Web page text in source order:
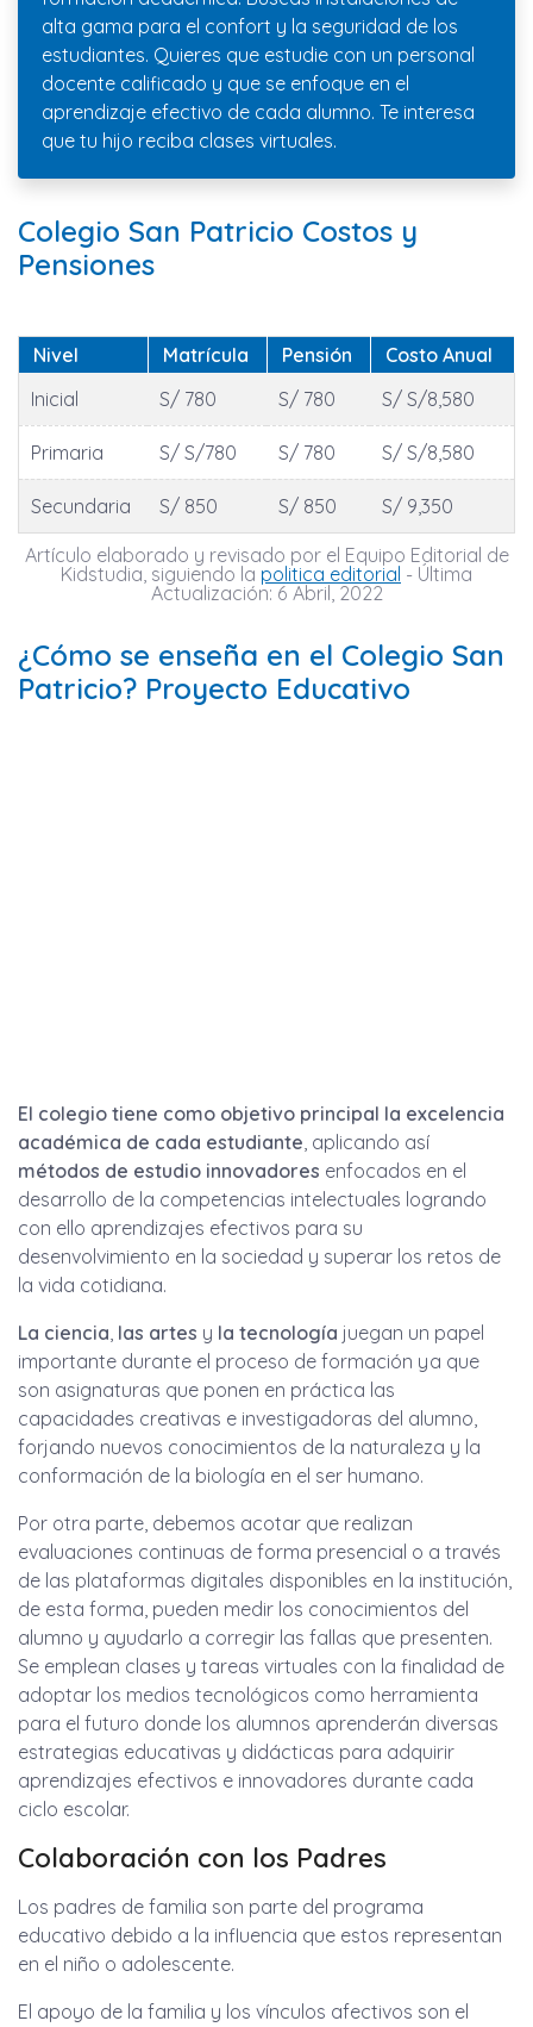
alta gama para el confort y la seguridad de los
estudiantes. Quieres que estudie con un personal
docente calificado y que se enfoque en el
aprendizaje efectivo de cada alumno. Te interesa
que tu hijo reciba clases virtuales.
Colegio San Patricio Costos y
Pensiones
Nivel Matrícula Pensión
Costo Anual
Inicial
S/ 780 S/ 780 S/ S/8,580
Primaria S/ S/780 S/ 780 S/ S/8,580
Secundaria S/ 850 S/ 850 S/ 9,350
Artículo elaborado y revisado por el Equipo Editorial de
Kidstudia, siguiendo la politica editorial - Última
Actualización: 6 Abril, 2022
¿Cómo se enseña en el Colegio San
Patricio? Proyecto Educativo
El colegio tiene como objetivo principal la excelencia
académica de cada estudiante, aplicando así
métodos de estudio innovadores enfocados en el
desarrollo de la competencias intelectuales logrando
con ello aprendizajes efectivos para su
desenvolvimiento en la sociedad y superar los retos de
la vida cotidiana.
La ciencia, las artes y la tecnología juegan un papel
importante durante el proceso de formación ya que
son asignaturas que ponen en práctica las
capacidades creativas e investigadoras del alumno,
forjando nuevos conocimientos de la naturaleza y la
conformación de la biología en el ser humano.
Por otra parte, debemos acotar que realizan
evaluaciones continuas de forma presencial o a través
de las plataformas digitales disponibles en la institución,
de esta forma, pueden medir los conocimientos del
alumno y ayudarlo a corregir las fallas que presenten.
Se emplean clases y tareas virtuales con la finalidad de
adoptar los medios tecnológicos como herramienta
para el futuro donde los alumnos aprenderán diversas
estrategias educativas y didácticas para adquirir
aprendizajes efectivos e innovadores durante cada
ciclo escolar.
Colaboración con los Padres
Los padres de familia son parte del programa
educativo debido a la influencia que estos representan
en el niño o adolescente.
El apoyo de la familia y los vínculos afectivos son el